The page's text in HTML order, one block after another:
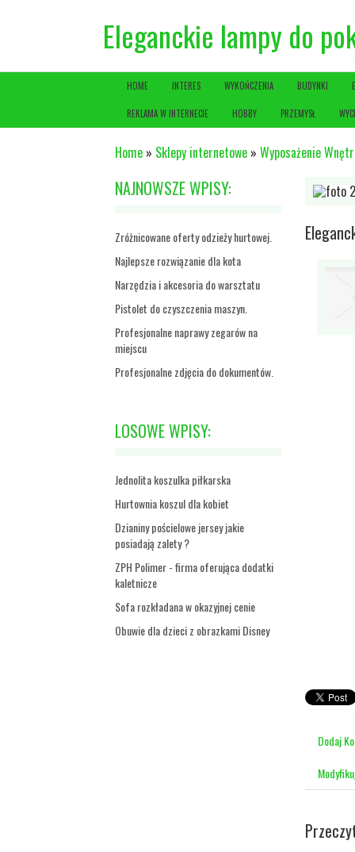
Eleganckie lampy do
HOME INTERES WYKOŃCZENIA BUDYNKI
REKLAMA W INTERNECIE HOBBY PRZEMYSŁ
Home » Sklepy internetowe » Wyposażenie
NAJNOWSZE WPISY:
Zróżnicowane oferty odzieży hurtowej.
Najlepsze rozwiązanie dla kota
Narzędzia i akcesoria do warsztatu
Pistolet do czyszczenia maszyn.
Profesjonalne naprawy zegarów na
miejscu
Profesjonalne zdjęcia do dokumentów.
LOSOWE WPISY:
Jednolita koszulka piłkarska
Hurtownia koszul dla kobiet
Dzianiny pościelowe jersey jakie
posiadają zalety ?
ZPH Polimer - firma oferująca dodatki
kaletnicze
Sofa rozkładana w okazyjnej cenie
Obuwie dla dzieci z obrazkami Disney
Dodaj